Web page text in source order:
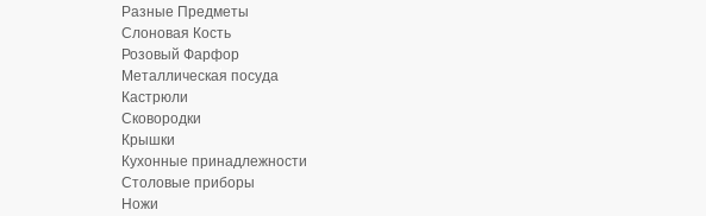
Разные Предметы
Слоновая Кость
Розовый Фарфор
Металлическая посуда
Кастрюли
Сковородки
Крышки
Кухонные принадлежности
Столовые приборы
Ножи